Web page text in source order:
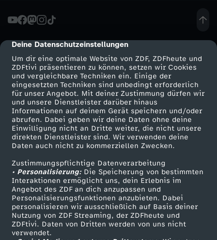
cmp-dialog-description
Deine Datenschutzeinstellungen
Um dir eine optimale Website von ZDF, ZDFheute und
ZDFtivi präsentieren zu können, setzen wir Cookies
und vergleichbare Techniken ein. Einige der
eingesetzten Techniken sind unbedingt erforderlich
für unser Angebot. Mit deiner Zustimmung dürfen wir
und unsere Dienstleister darüber hinaus
Informationen auf deinem Gerät speichern und/oder
abrufen. Dabei geben wir deine Daten ohne deine
Einwilligung nicht an Dritte weiter, die nicht unsere
direkten Dienstleister sind. Wir verwenden deine
Daten auch nicht zu kommerziellen Zwecken.
Zustimmungspflichtige Datenverarbeitung
• Personalisierung:Die Speicherung von bestimmten
Interaktionen ermöglicht uns, dein Erlebnis im
Angebot des ZDF an dich anzupassen und
Personalisierungsfunktionen anzubieten. Dabei
personalisieren wir ausschließlich auf Basis deiner
Nutzung von ZDF Streaming, der ZDFheute und
ZDFtivi. Daten von Dritten werden von uns nicht
verwendet.
e
n
s
k
y
j
i
n
E
u
Mehr ZDF
ZDF-Apps
Smart TV
ZDFtext
Livestreams
Sendungen A-Z
TV-Programm
Service
ZDFmitreden
Kontakt zum ZDF
Tickets
Zuschauerservice
Hilfe